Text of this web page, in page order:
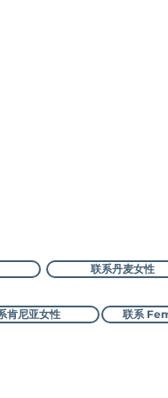
联系丹麦女性
肯尼亚女性 联系